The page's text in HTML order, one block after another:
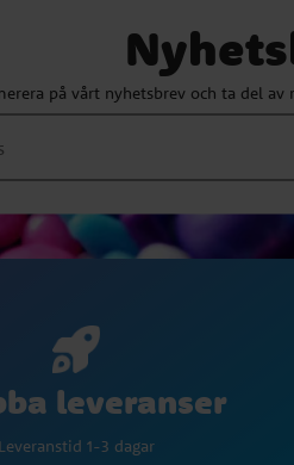
på vårt nyhetsbrev och ta del
leveranser
Leveranstid 1-3 dagar